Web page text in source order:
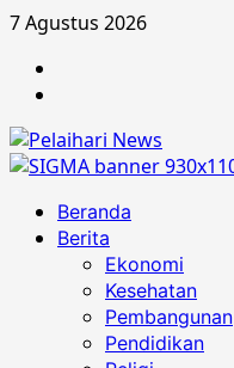
Skip
content
7 Agustus 2026
Primary
Menu
Beranda
Berita
Ekonomi
Kesehatan
Pembangunan
Pendidikan